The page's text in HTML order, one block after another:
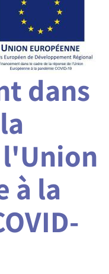
dans
à la